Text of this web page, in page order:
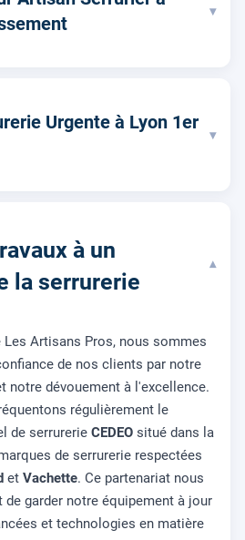
▾
Urgente à Lyon 1er
▾
à un
la serrurerie
▾
Artisans Pros, nous sommes
de nos clients par notre
notre dévouement à l'excellence.
régulièrement le
de serrurerie CEDEO situé dans la
de serrurerie respectées
et Vachette. Ce partenariat nous
de garder notre équipement à jour
et technologies en matière